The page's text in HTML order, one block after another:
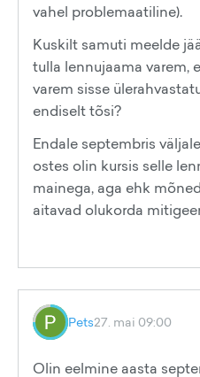
vahel problemaatiline).
Kuskilt samuti meelde
tulla lennujaama varem,
varem sisse
endiselt tõsi?
Endale septembris
ostes olin kursis selle
mainega, aga ehk
aitavad olukorda
Pets27. mai 09:00
Olin eelmine aasta